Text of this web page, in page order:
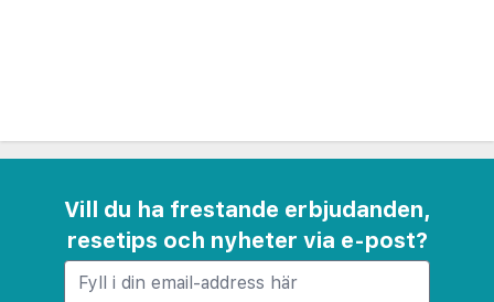
Riad Laksiba är idealiskt för par, familjer och
marockansk upplevelse i en välkomnande miljö.
Med sin blandning av traditionell arkitektur,
personlig service och bekväm läge lovar detta
Vill du ha frestande erbjudanden,
resetips och nyheter via e-post?